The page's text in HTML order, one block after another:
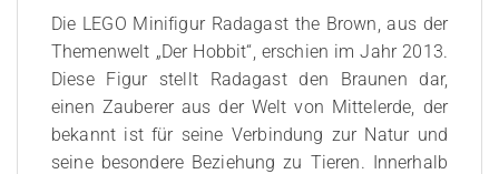
Die LEGO Minifigur Radagast the Brown, aus der
Themenwelt „Der Hobbit“, erschien im Jahr 2013.
Diese Figur stellt Radagast den Braunen dar,
einen Zauberer aus der Welt von Mittelerde, der
bekannt ist für seine Verbindung zur Natur und
seine besondere Beziehung zu Tieren. Innerhalb